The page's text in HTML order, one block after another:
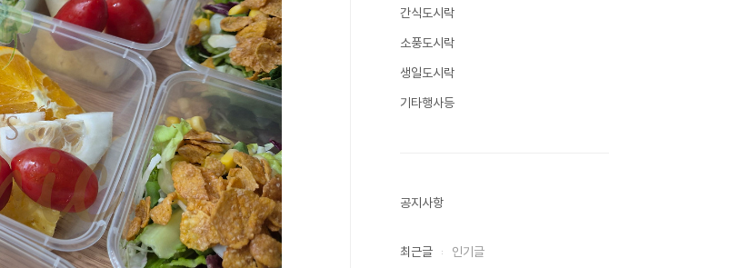
간식도시락
소풍도시락
생일도시락
기타행사등
공지사항
최근글 인기글